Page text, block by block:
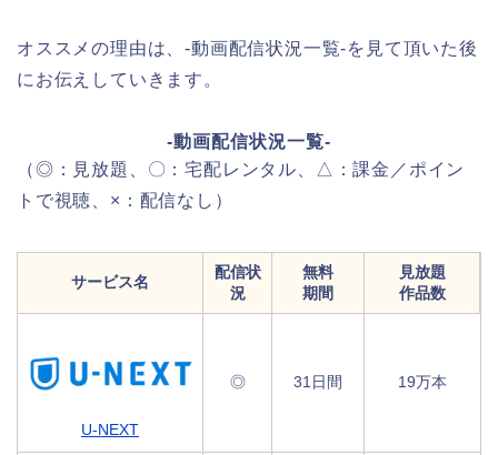
オススメの理由は、-動画配信状況一覧-を見て頂いた後
にお伝えしていきます。
-動画配信状況一覧-
（◎：見放題、〇：宅配レンタル、△：課金／ポイン
トで視聴、×：配信なし）
サービス名
配信状
況
無料
期間
見放題
作品数
U-NEXT
◎ 31日間 19万本